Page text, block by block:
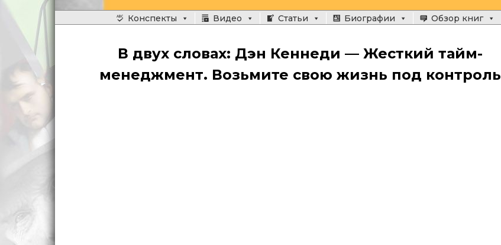
Главное меню
Перейти
основному
содержимому
Конспекты Видео Статьи Биографии Обзор книг
В двух словах: Дэн Кеннеди — Жесткий тайм-
менеджмент. Возьмите свою жизнь под контроль